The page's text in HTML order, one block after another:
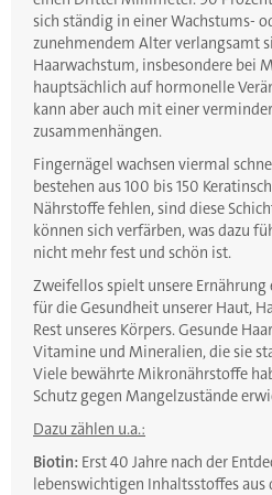
sich ständig in einer Wachstums-
zunehmendem Alter verlangsamt
Haarwachstum, insbesondere bei
hauptsächlich auf hormonelle
kann aber auch mit einer
zusammenhängen.
Fingernägel wachsen viermal
bestehen aus 100 bis 150
Nährstoffe fehlen, sind diese
können sich verfärben, was dazu
nicht mehr fest und schön ist.
Zweifellos spielt unsere
für die Gesundheit unserer Haut,
Rest unseres Körpers. Gesunde
Vitamine und Mineralien, die sie
Viele bewährte Mikronährstoffe
Schutz gegen Mangelzustände
Dazu zählen u.a.:
Biotin: Erst 40 Jahre nach der
lebenswichtigen Inhaltsstoffes